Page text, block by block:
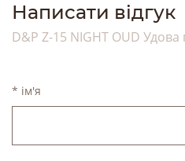
Написати відгук
D&P Z-15 NIGHT OUD
* ім'я